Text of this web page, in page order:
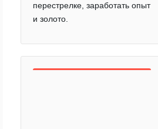
перестрелке, заработать опыт
и золото.